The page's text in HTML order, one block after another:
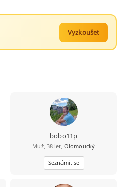
Vyzkoušet
bobo11p
Muž, 38 let, Olomoucký
Seznámit se